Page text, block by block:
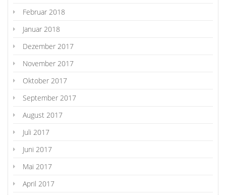
Februar 2018
Januar 2018
Dezember 2017
November 2017
Oktober 2017
September 2017
August 2017
Juli 2017
Juni 2017
Mai 2017
April 2017